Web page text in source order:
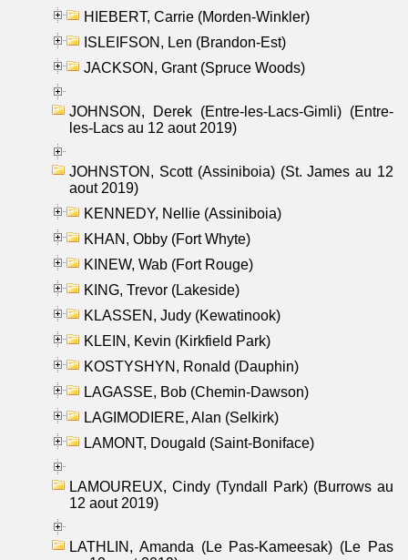
HIEBERT, Carrie (Morden-Winkler)
ISLEIFSON, Len (Brandon-Est)
JACKSON, Grant (Spruce Woods)
JOHNSON, Derek (Entre-les-Lacs-Gimli) (Entre-
les-Lacs au 12 aout 2019)
JOHNSTON, Scott (Assiniboia) (St. James au 12
aout 2019)
KENNEDY, Nellie (Assiniboia)
KHAN, Obby (Fort Whyte)
KINEW, Wab (Fort Rouge)
KING, Trevor (Lakeside)
KLASSEN, Judy (Kewatinook)
KLEIN, Kevin (Kirkfield Park)
KOSTYSHYN, Ronald (Dauphin)
LAGASSE, Bob (Chemin-Dawson)
LAGIMODIERE, Alan (Selkirk)
LAMONT, Dougald (Saint-Boniface)
LAMOUREUX, Cindy (Tyndall Park) (Burrows au
12 aout 2019)
LATHLIN, Amanda (Le Pas-Kameesak) (Le Pas